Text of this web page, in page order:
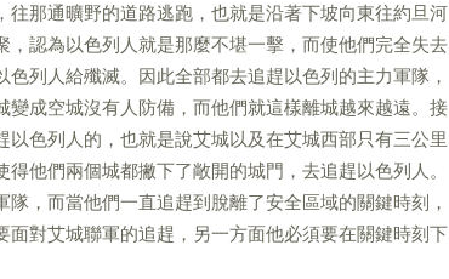
那通曠野的道路逃跑，也就是沿著下坡向東往約旦河
認為以色列人就是那麼不堪一擊，而使他們完全失去
列人給殲滅。因此全部都去追趕以色列的主力軍隊，
成空城沒有人防備，而他們就這樣離城越來越遠。接
色列人的，也就是說艾城以及在艾城西部只有三公里
他們兩個城都撇下了敞開的城門，去追趕以色列人。
，而當他們一直追趕到脫離了安全區域的關鍵時刻，
對艾城聯軍的追趕，另一方面他必須要在關鍵時刻下